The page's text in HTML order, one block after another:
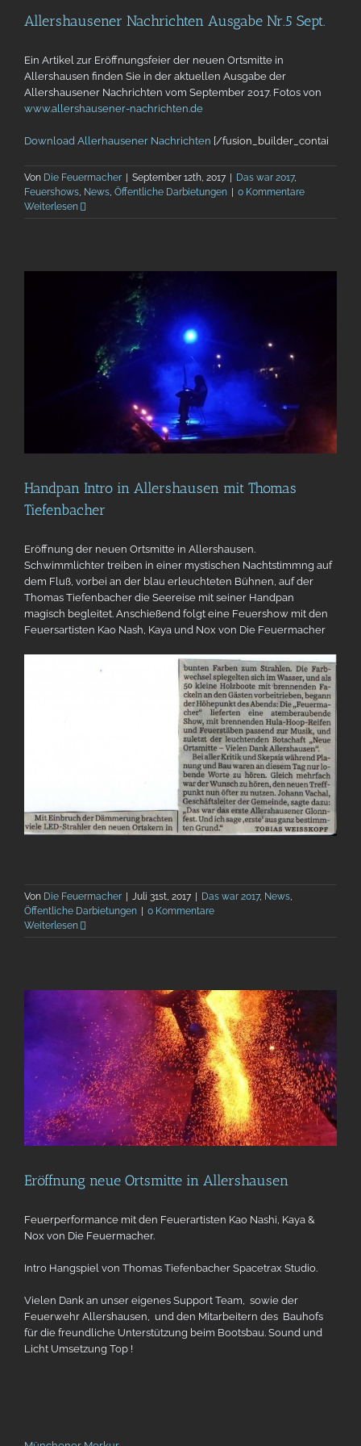
Allershausener Nachrichten Ausgabe Nr.5 Sept.
Ein Artikel zur Eröffnungsfeier der neuen Ortsmitte in
Allershausen finden Sie in der aktuellen Ausgabe der
Allershausener Nachrichten vom September 2017. Fotos von
www.allershausener-nachrichten.de
Download Allerhausener Nachrichten [/fusion_builder_contai
Von Die Feuermacher September 12th, 2017 Das war 2017,
Feuershows, News, Öffentliche Darbietungen
0 Kommentare
Weiterlesen
Handpan Intro in Allershausen mit Thomas
Tiefenbacher
Eröffnung der neuen Ortsmitte in Allershausen.
Schwimmlichter treiben in einer mystischen Nachtstimmng auf
dem Fluß, vorbei an der blau erleuchteten Bühnen, auf der
Thomas Tiefenbacher die Seereise mit seiner Handpan
magisch begleitet. Anschießend folgt eine Feuershow mit den
Feuersartisten Kao Nash, Kaya und Nox von Die Feuermacher
Von Die Feuermacher | Juli 31st, 2017 | Das war 2017, News
Öffentliche Darbietungen | 0 Kommentare
Weiterlesen
Eröffnung neue Ortsmitte in Allershausen
Feuerperformance mit den Feuerartisten Kao Nashi, Kaya &
Nox von Die Feuermacher.
Intro Hangspiel von Thomas Tiefenbacher Spacetrax Studio.
Vielen Dank an unser eigenes Support Team, sowie der
Feuerwehr Allershausen, und den Mitarbeitern des Bauhofs
für die freundliche Unterstützung beim Bootsbau. Sound und
Licht Umsetzung Top !